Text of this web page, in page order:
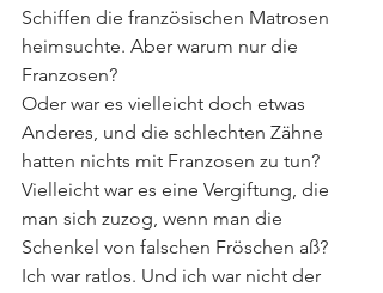
Schiffen die französischen Matrosen
heimsuchte. Aber warum nur die
Franzosen?
Oder war es vielleicht doch etwas
Anderes, und die schlechten Zähne
hatten nichts mit Franzosen zu tun?
Vielleicht war es eine Vergiftung, die
man sich zuzog, wenn man die
Schenkel von falschen Fröschen aß?
Ich war ratlos. Und ich war nicht der